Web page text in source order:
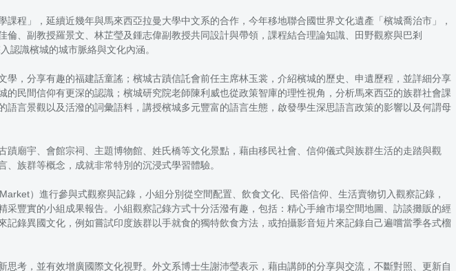
程」，延續近幾年與馬來西亞拉曼大學中文系的合作，今年移地聯合國世界文化遺產「檳城喬治市」，
、副教授羅景文、林芷瑩及鍾志偉副教授共同設計與帶領，課程結合理論知識、田野觀察與巴剎
認識檳城的城市脈絡與文化內涵。
，分享有趣的福建話童謠；檳城古蹟信託會前任主席林玉裳，介紹檳城的歷史、申遺歷程，並詳細分享
民間信仰有更深的認識；檳城研究院老師陳利威也從政策智庫的理性視角，分析馬來西亞的族群社會課
言景觀以及活潑的詞彙語料，講授檳城多元豐富的語言生態，啟發學生深思語言政策的影響以及何謂母
廟宇、會館宗祠、主題博物館、姓氏橋等文化景點，藉由移民社會、信仰儀式與族群生活的走踏與觀
族群等概念，成就非常特別的沉浸式學習體驗。
）進行參與式觀察與記錄，小組分別從空間配置、飲食文化、民俗信仰、生活賣物切入觀察記錄，
豐實的小組成果報告。小組觀察記錄方式十分活潑有趣，包括：精心手繪市場空間地圖、訪談攤販的經
錄異國文化，例如嘗試印度族群以手就食的獨特飲食方法，或拍攝影音短片來記錄自己遍嚐當季各式榴
考，並有效增廣國際文化視野。外文系博士生謝沛瑩表示，藉由講師的分享與交流，不斷對照、更新自